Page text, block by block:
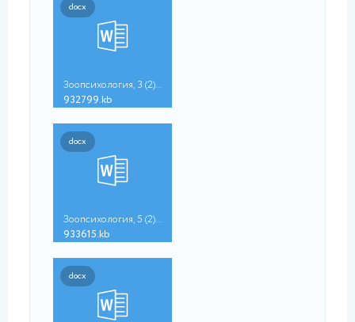
docx
Зоопсихология, 3 (2)...
932799.kb
docx
Зоопсихология, 5 (2)...
933615.kb
docx